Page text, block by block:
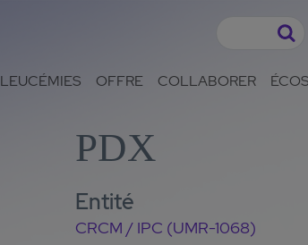
LEUCÉMIES OFFRE COLLABORER
PDX
Entité
CRCM / IPC (UMR-1068)